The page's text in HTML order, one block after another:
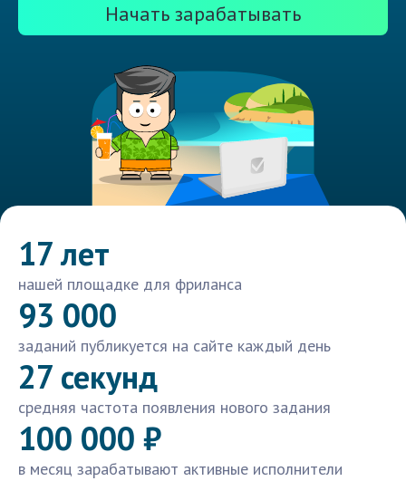
Начать зарабатывать
17 лет
нашей площадке для фриланса
93 000
заданий публикуется на сайте каждый день
27 секунд
средняя частота появления нового задания
100 000 ₽
в месяц зарабатывают активные исполнители